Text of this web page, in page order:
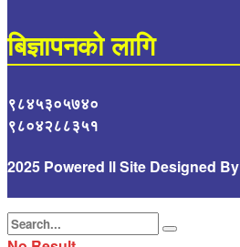
बिज्ञापनको लागि
९८४५३०५७४०
९८०४२८८३५१
2025 Powered ll Site Designed By